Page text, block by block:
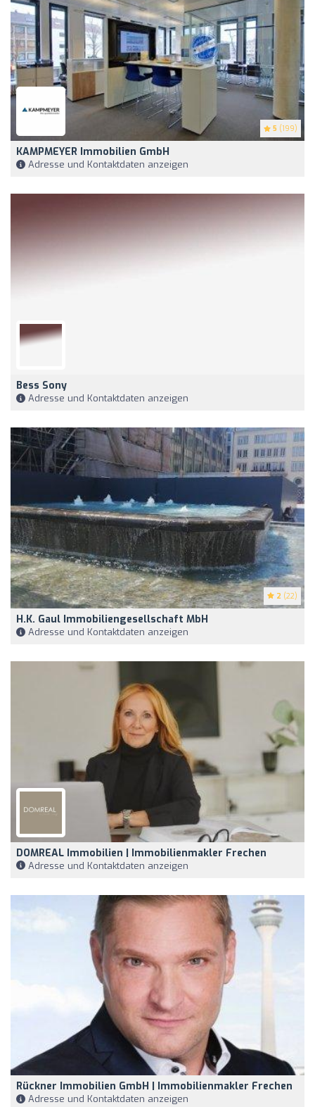
5 (199)
KAMPMEYER Immobilien GmbH
Adresse und Kontaktdaten anzeigen
Bess Sony
Adresse und Kontaktdaten anzeigen
2 (22)
H.K. Gaul Immobiliengesellschaft MbH
Adresse und Kontaktdaten anzeigen
DOMREAL Immobilien | Immobilienmakler Frechen
Adresse und Kontaktdaten anzeigen
Rückner Immobilien GmbH | Immobilienmakler Frechen
Adresse und Kontaktdaten anzeigen